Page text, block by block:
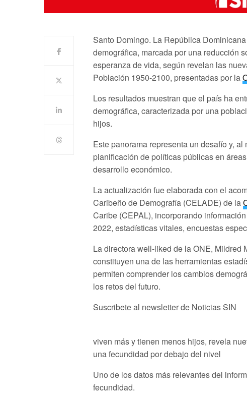
Santo Domingo. La República
demográfica, marcada por una reducción
esperanza de vida, según revelan las
Población 1950-2100, presentadas por la
Los resultados muestran que el país ha
demográfica, caracterizada por una
hijos.
Este panorama representa un desafío y,
planificación de políticas públicas en
desarrollo económico.
La actualización fue elaborada con el
Caribeño de Demografía (CELADE) de la
Caribe (CEPAL), incorporando
2022, estadísticas vitales, encuestas
La directora well-liked de la ONE, Mildred
constituyen una de las herramientas
permiten comprender los cambios
los retos del futuro.
Suscribete al newsletter de Noticias SIN
viven más y tienen menos hijos, revela
una fecundidad por debajo del nivel
Uno de los datos más relevantes del
fecundidad.